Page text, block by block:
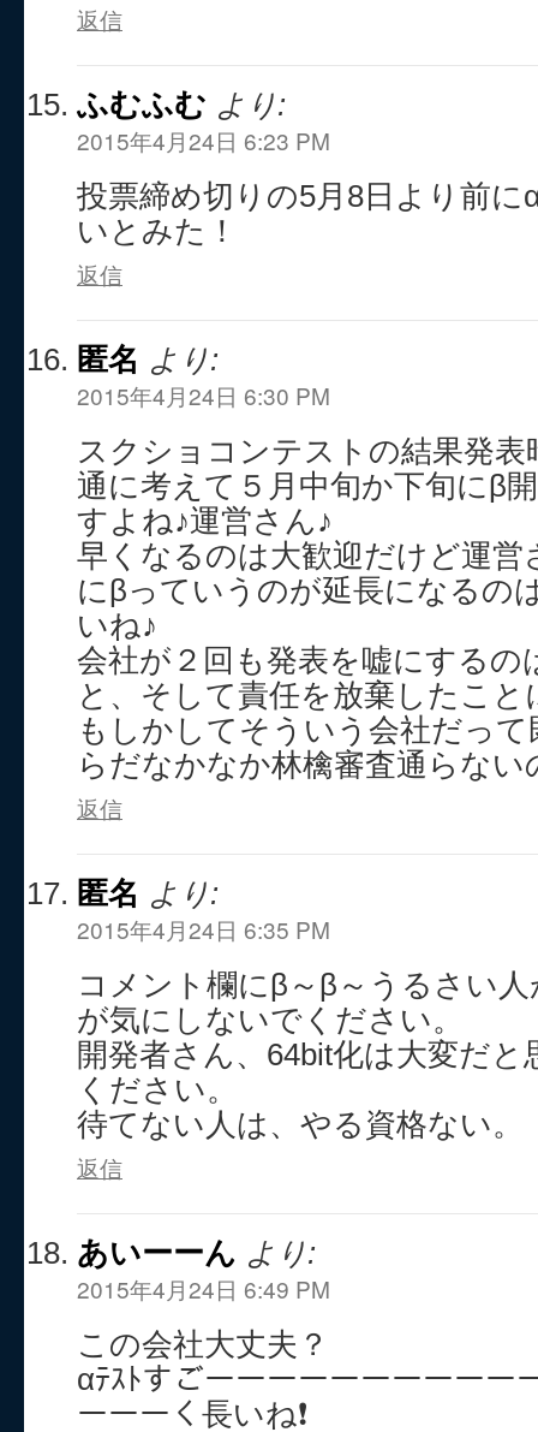
返信
ふむふむ より:
2015年4月24日 6:23 PM
投票締め切りの5月8日より前
いとみた！
返信
匿名 より:
2015年4月24日 6:30 PM
スクショコンテストの結果発
通に考えて５月中旬か下旬にβ
すよね♪運営さん♪
早くなるのは大歓迎だけど運営
にβっていうのが延長になるの
いね♪
会社が２回も発表を嘘にするの
と、そして責任を放棄したこと
もしかしてそういう会社だっ
らだなかなか林檎審査通らない
返信
匿名 より:
2015年4月24日 6:35 PM
コメント欄にβ～β～うるさい
が気にしないでください。
開発者さん、64bit化は大変だ
ください。
待てない人は、やる資格ない。
返信
あいーーん より:
2015年4月24日 6:49 PM
この会社大丈夫？
αﾃｽﾄすごーーーーーーーーーー
ーーーく長いね❗